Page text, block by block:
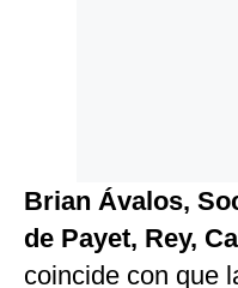
Brian Ávalos,
de Payet, Rey,
coincide con que